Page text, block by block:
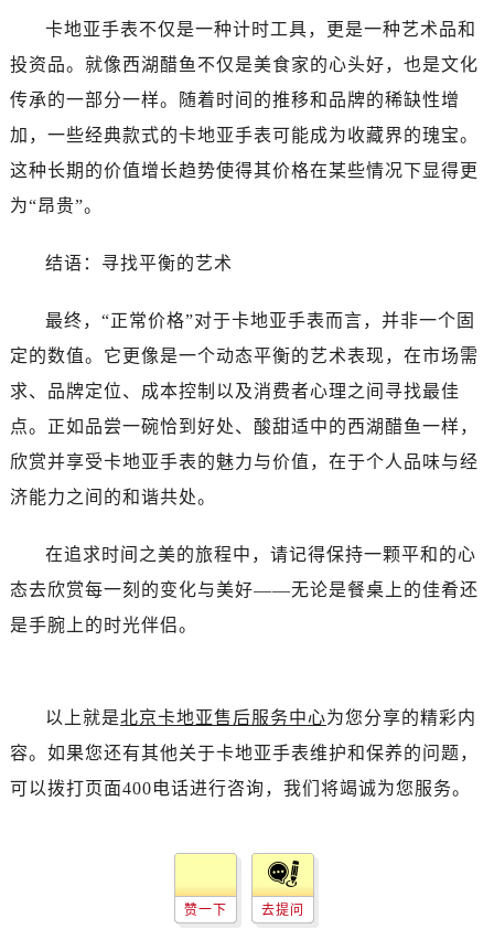
卡地亚手表不仅是一种计时工具，更是一种艺术品和
投资品。就像西湖醋鱼不仅是美食家的心头好，也是文化
传承的一部分一样。随着时间的推移和品牌的稀缺性增
加，一些经典款式的卡地亚手表可能成为收藏界的瑰宝。
这种长期的价值增长趋势使得其价格在某些情况下显得更
为“昂贵”。
结语：寻找平衡的艺术
最终，“正常价格”对于卡地亚手表而言，并非一个固
定的数值。它更像是一个动态平衡的艺术表现，在市场需
求、品牌定位、成本控制以及消费者心理之间寻找最佳
点。正如品尝一碗恰到好处、酸甜适中的西湖醋鱼一样，
欣赏并享受卡地亚手表的魅力与价值，在于个人品味与经
济能力之间的和谐共处。
在追求时间之美的旅程中，请记得保持一颗平和的心
态去欣赏每一刻的变化与美好——无论是餐桌上的佳肴还
是手腕上的时光伴侣。
以上就是北京卡地亚售后服务中心为您分享的精彩内
容。如果您还有其他关于卡地亚手表维护和保养的问题，
可以拨打页面400电话进行咨询，我们将竭诚为您服务。
赞一下 去提问